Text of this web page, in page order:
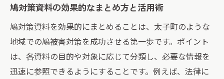
鳩対策資料の効果的なまとめ方と活用術
鳩対策資料を効果的にまとめることは、太子町のような
地域での鳩被害対策を成功させる第一歩です。ポイント
は、各資料の目的や対象に応じて分類し、必要な情報を
迅速に参照できるようにすることです。例えば、法律に